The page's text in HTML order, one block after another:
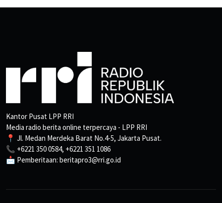
Kantor Pusat LPP RRI
Media radio berita online terpercaya - LPP RRI
📍 Jl. Medan Merdeka Barat No.4-5, Jakarta Pusat.
📞 +6221 350 0584, +6221 351 1086
📩 Pemberitaan: beritapro3@rri.go.id